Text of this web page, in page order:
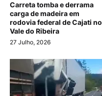
Carreta tomba e derrama
carga de madeira em
rodovia federal de Cajati no
Vale do Ribeira
27 Julho, 2026